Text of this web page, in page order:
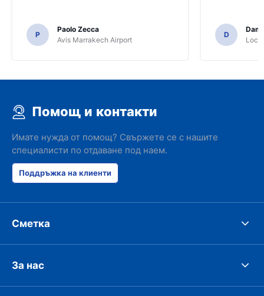
P
Paolo Zecca
Avis Marrakech Airport
D
Помощ и контакти
Имате нужда от помощ? Свържете се с нашите
специалисти по отдаване под наем.
Поддръжка на клиенти
Сметка
За нас